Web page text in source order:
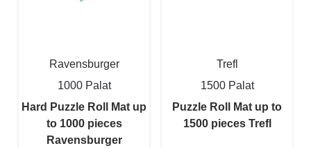
Ravensburger
1000 Palat
Hard Puzzle Roll Mat up
to 1000 pieces
Ravensburger
Trefl
1500 Palat
Puzzle Roll Mat up to
1500 pieces Trefl